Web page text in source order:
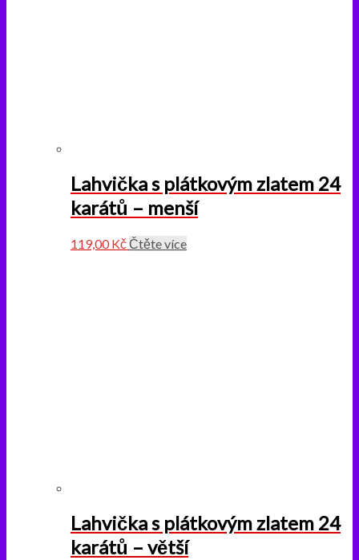
Lahvička s plátkovým zlatem 24
karátů – menší
119,00KčČtěte více
Lahvička s plátkovým zlatem 24
karátů – větší